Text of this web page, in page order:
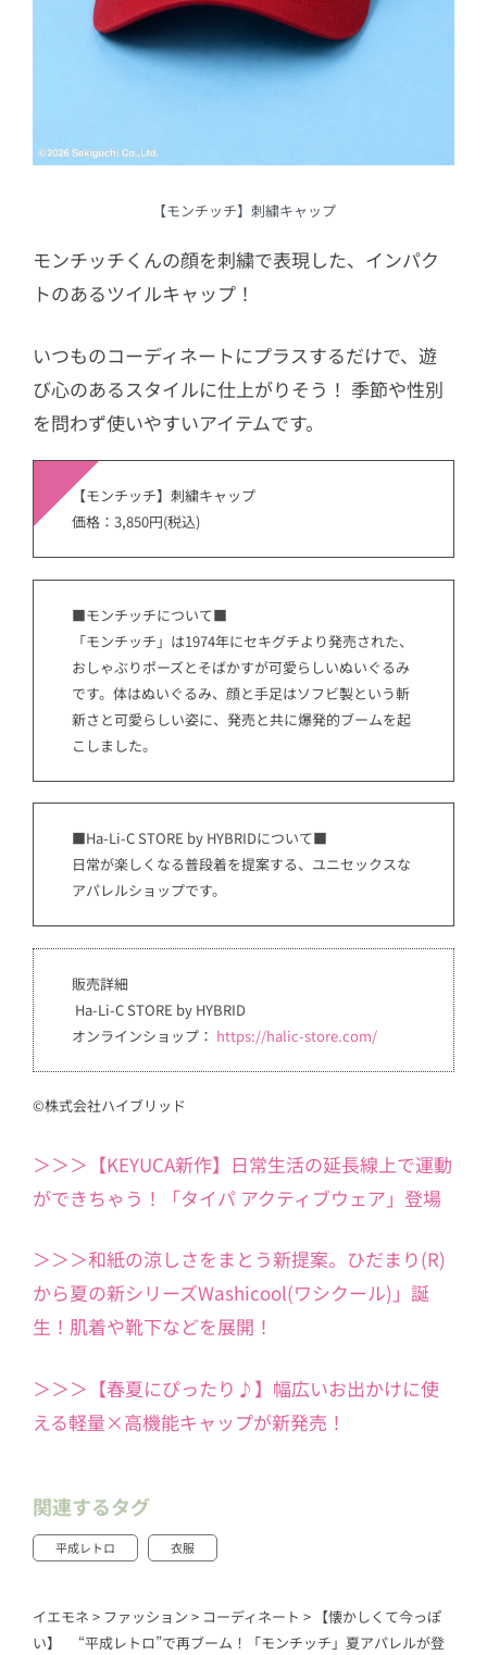
【モンチッチ】刺繍キャップ
モンチッチくんの顔を刺繍で表現した、インパク
トのあるツイルキャップ！
いつものコーディネートにプラスするだけで、遊
び心のあるスタイルに仕上がりそう！ 季節や性別
を問わず使いやすいアイテムです。
【モンチッチ】刺繍キャップ
価格：3,850円(税込)
■モンチッチについて■
「モンチッチ」は1974年にセキグチより発売された、
おしゃぶりポーズとそばかすが可愛らしいぬいぐるみ
です。体はぬいぐるみ、顔と手足はソフビ製という斬
新さと可愛らしい姿に、発売と共に爆発的ブームを起
こしました。
■Ha-Li-C STORE by HYBRIDについて■
日常が楽しくなる普段着を提案する、ユニセックスな
アパレルショップです。
販売詳細
Ha-Li-C STORE by HYBRID
オンラインショップ： https://halic-store.com/
©株式会社ハイブリッド
＞＞＞【KEYUCA新作】日常生活の延長線上で運動
ができちゃう！「タイパ アクティブウェア」登場
＞＞＞和紙の涼しさをまとう新提案。ひだまり(R)
から夏の新シリーズWashicool(ワシクール)」誕
生！肌着や靴下などを展開！
＞＞＞【春夏にぴったり♪】幅広いお出かけに使
える軽量×高機能キャップが新発売！
関連するタグ
平成レトロ 衣服
イエモネ > ファッション > コーディネート > 【懐かしくて今っぽ
い】 “平成レトロ”で再ブーム！「モンチッチ」夏アパレルが登